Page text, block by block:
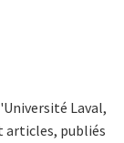
Laval,
articles, publiés